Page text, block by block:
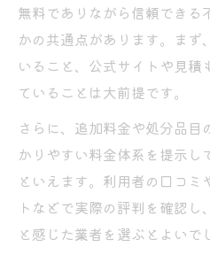
無料でありながら信頼できる
かの共通点があります。まず
いること、公式サイトや見積
ていることは大前提です。
さらに、追加料金や処分品
かりやすい料金体系を提示し
といえます。利用者の口コミ
トなどで実際の評判を確認し
と感じた業者を選ぶとよいで